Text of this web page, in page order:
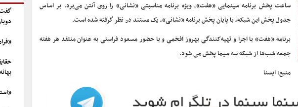
ساعت پخش برنامه سینمایی «هفت»، ویژه برنامه مناسبتی «نشانی» را روی آنتن می‌برد. بر اساس
جدول پخش این شبکه، با پایان پخش برنامه «نشانی»، یک مستند در نظر گرفته شده است.
برنامه «هفت» با اجرا و تهیه‌کنندگی بهروز افخمی و با حضور مسعود فراستی به عنوان منتقد هر هفته
جمعه شب‌ها از شبکه سه سیما پخش می شود.
منبع: ایسنا